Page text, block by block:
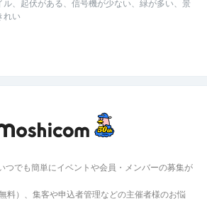
ル、起伏がある、信号機が少ない、緑が多い、景
れい
つでも簡単にイベントや会員・メンバーの募集が
料）、集客や申込者管理などの主催者様のお悩